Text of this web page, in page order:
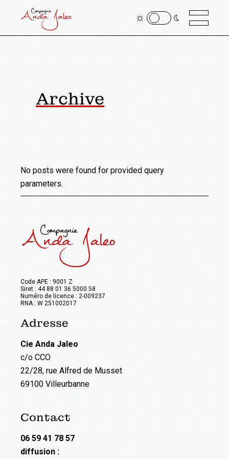
Archive
No posts were found for provided query
parameters.
Code APE : 9001 Z
Siret : 44 88 01 36 5000 58
Numéro de licence : 2-009237
RNA : W 251002017
Adresse
Cie Anda Jaleo
c/o CCO
22/28, rue Alfred de Musset
69100 Villeurbanne
Contact
06 59 41 78 57
diffusion :